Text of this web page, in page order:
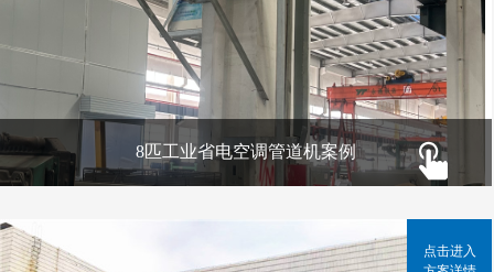
8匹工业省电空调管道机案例
点击进入